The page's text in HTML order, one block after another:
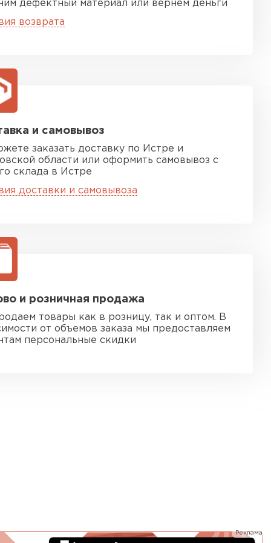
дефектный материал или вернём деньги
возврата
и самовывоз
заказать доставку по Истре и
области или оформить самовывоз с
склада в Истре
доставки и самовывоза
и розничная продажа
товары как в розницу, так и оптом. В
от объемов заказа мы предоставляем
персональные скидки
Реклама
Paroc
Izolife